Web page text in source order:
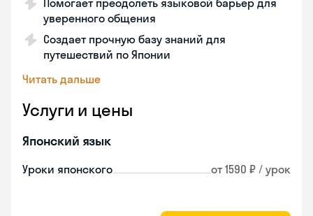
Помогает преодолеть языковой барьер для
уверенного общения
Создает прочную базу знаний для
путешествий по Японии
Читать дальше
Услуги и цены
Японский язык
Уроки японского от 1590 ₽ / урок